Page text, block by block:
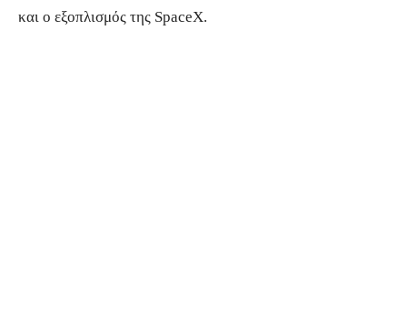
και ο εξοπλισμός της SpaceX.